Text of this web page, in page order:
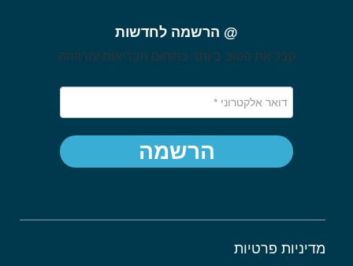
מדיניות פרטיות
@ הרשמה לחדשות
קבל את הטוב ביותר בתחום הבריאות והרווחה
הרשמה